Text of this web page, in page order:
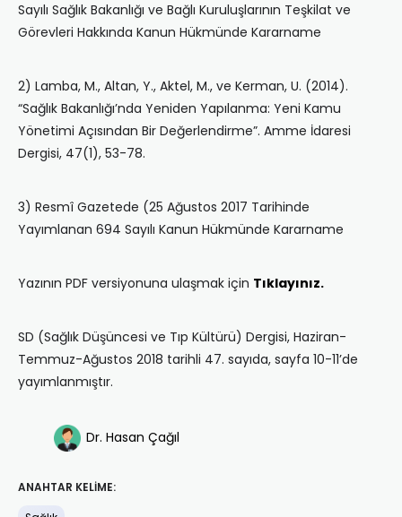
Sayılı Sağlık Bakanlığı ve Bağlı Kuruluşlarının Teşkilat ve
Görevleri Hakkında Kanun Hükmünde Kararname
2) Lamba, M., Altan, Y., Aktel, M., ve Kerman, U. (2014).
“Sağlık Bakanlığı’nda Yeniden Yapılanma: Yeni Kamu
Yönetimi Açısından Bir Değerlendirme”. Amme İdaresi
Dergisi, 47(1), 53-78.
3) Resmî Gazetede (25 Ağustos 2017 Tarihinde
Yayımlanan 694 Sayılı Kanun Hükmünde Kararname
Yazının PDF versiyonuna ulaşmak için Tıklayınız.
SD (Sağlık Düşüncesi ve Tıp Kültürü) Dergisi, Haziran-
Temmuz-Ağustos 2018 tarihli 47. sayıda, sayfa 10-11’de
yayımlanmıştır.
Dr. Hasan Çağıl
ANAHTAR KELIME: